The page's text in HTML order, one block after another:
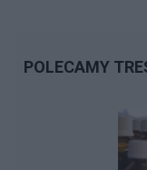
POLECAMY